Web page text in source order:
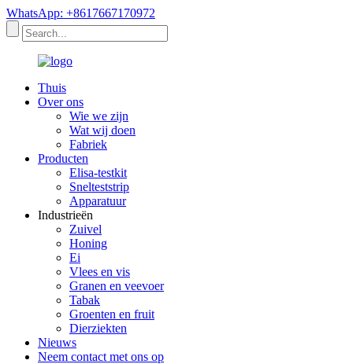
WhatsApp: +8617667170972
Thuis
Over ons
Wie we zijn
Wat wij doen
Fabriek
Producten
Elisa-testkit
Snelteststrip
Apparatuur
Industrieën
Zuivel
Honing
Ei
Vlees en vis
Granen en veevoer
Tabak
Groenten en fruit
Dierziekten
Nieuws
Neem contact met ons op